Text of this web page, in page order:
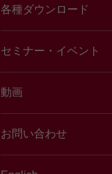
各種ダウンロード
セミナー・イベント
動画
お問い合わせ